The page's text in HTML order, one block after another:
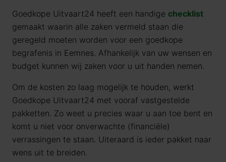
Goedkope Uitvaart24 heeft een handige checklist
gemaakt waarin alle zaken vermeld staan die
geregeld moeten worden voor een goedkope
begrafenis in Eemnes. Afhankelijk van uw wensen en
budget kunnen wij zaken voor u uit handen nemen.
Om de kosten zo laag mogelijk te houden, werkt
Goedkope Uitvaart24 met vooraf vastgestelde
pakketten. Zo weet u precies waar u aan toe bent en
komt u niet voor onverwachte (financiële)
verrassingen te staan. Uiteraard is ieder pakket naar
wens uit te breiden.